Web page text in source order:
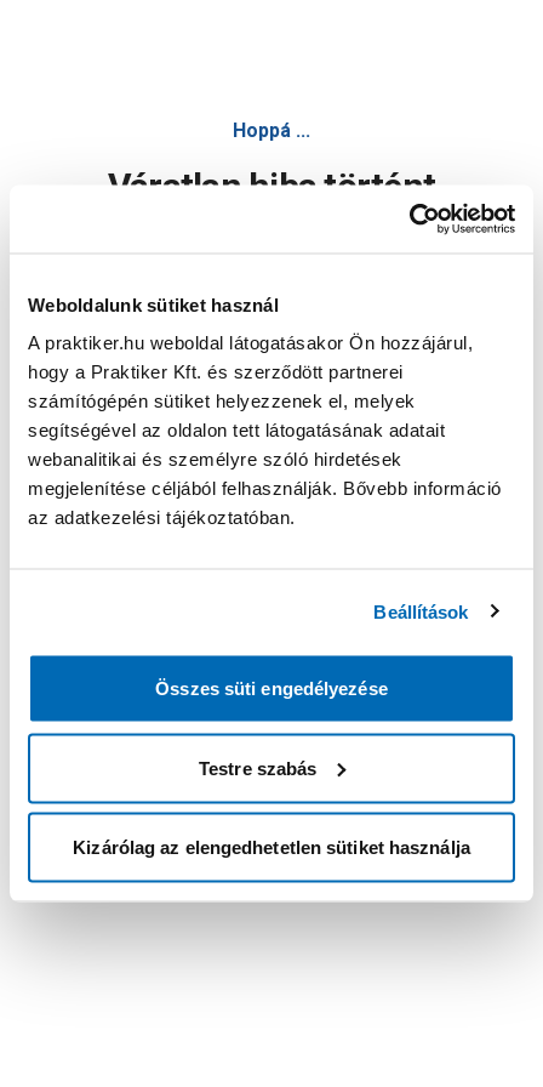
Weboldalunk sütiket használ
A praktiker.hu weboldal látogatásakor Ön hozzájárul,
hogy a Praktiker Kft. és szerződött partnerei
számítógépén sütiket helyezzenek el, melyek
segítségével az oldalon tett látogatásának adatait
webanalitikai és személyre szóló hirdetések
megjelenítése céljából felhasználják. Bővebb információ
az adatkezelési tájékoztatóban.
Beállítások
Összes süti engedélyezése
Testre szabás
Kizárólag az elengedhetetlen sütiket használja
Hoppá ...
Váratlan hiba történt
Oldal újratöltése